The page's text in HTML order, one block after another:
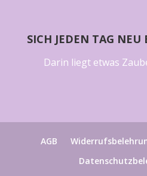
SICH JEDEN TAG NEU
Darin liegt etwas
AGB